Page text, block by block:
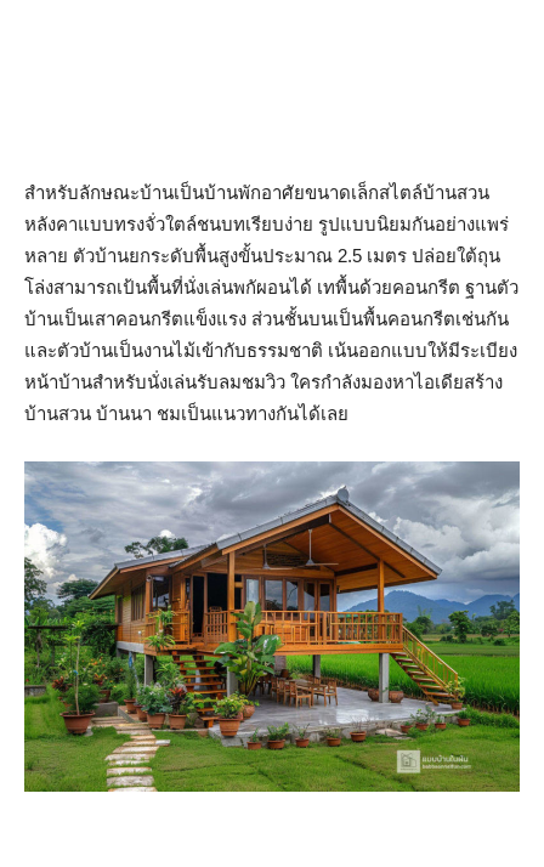
สำหรับลักษณะบ้านเป็นบ้านพักอาศัยขนาดเล็กสไตล์บ้านสวน
หลังคาแบบทรงจั่วใตล์ชนบทเรียบง่าย รูปแบบนิยมกันอย่างแพร่
หลาย ตัวบ้านยกระดับพื้นสูงขั้นประมาณ 2.5 เมตร ปล่อยใต้ถุน
โล่งสามารถเป้นพื้นที่นั่งเล่นพกัผอนได้ เทพื้นด้วยคอนกรีต ฐานตัว
บ้านเป็นเสาคอนกรีตแข็งแรง ส่วนชั้นบนเป็นพื้นคอนกรีตเช่นกัน
และตัวบ้านเป็นงานไม้เข้ากับธรรมชาติ เน้นออกแบบให้มีระเบียง
หน้าบ้านสำหรับนั่งเล่นรับลมชมวิว ใครกำลังมองหาไอเดียสร้าง
บ้านสวน บ้านนา ชมเป็นแนวทางกันได้เลย